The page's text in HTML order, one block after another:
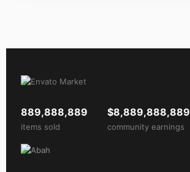
889,888,889
items sold
$8,889,888,889
community earnings